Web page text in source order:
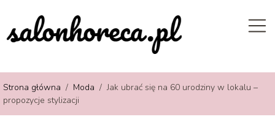
Strona główna / Moda /Jak ubrać się na 60 urodziny w lokalu –
propozycje stylizacji